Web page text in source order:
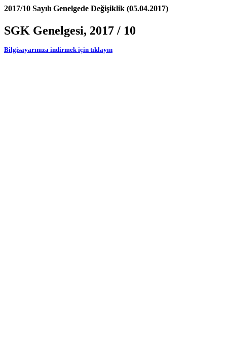
2017/10 Sayılı Genelgede Değişiklik (05.04.2017)
SGK Genelgesi, 2017 / 10
Bilgisayarınıza indirmek için tıklayın